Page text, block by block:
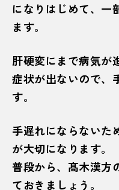
になりはじめて、一
ます。
肝硬変にまで病気が
症状が出ないので、
す。
手遅れにならないた
が大切になります。
普段から、髙木漢方
ておきましょう。